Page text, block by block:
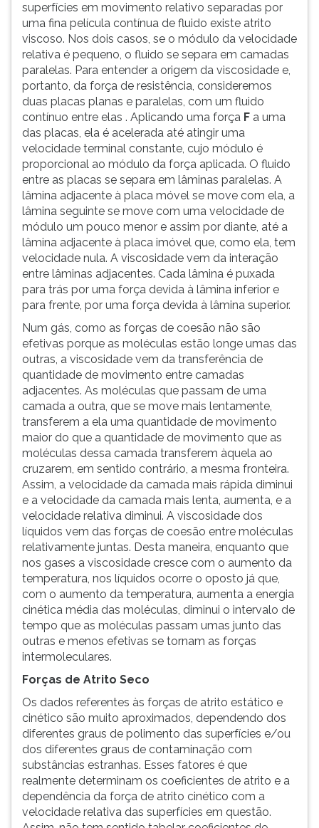
superfícies em movimento relativo separadas por
uma fina película contínua de fluido existe atrito
viscoso. Nos dois casos, se o módulo da velocidade
relativa é pequeno, o fluido se separa em camadas
paralelas. Para entender a origem da viscosidade e,
portanto, da força de resistência, consideremos
duas placas planas e paralelas, com um fluido
contínuo entre elas . Aplicando uma força F a uma
das placas, ela é acelerada até atingir uma
velocidade terminal constante, cujo módulo é
proporcional ao módulo da força aplicada. O fluido
entre as placas se separa em lâminas paralelas. A
lâmina adjacente à placa móvel se move com ela, a
lâmina seguinte se move com uma velocidade de
módulo um pouco menor e assim por diante, até a
lâmina adjacente à placa imóvel que, como ela, tem
velocidade nula. A viscosidade vem da interação
entre lâminas adjacentes. Cada lâmina é puxada
para trás por uma força devida à lâmina inferior e
para frente, por uma força devida à lâmina superior.
Num gás, como as forças de coesão não são
efetivas porque as moléculas estão longe umas das
outras, a viscosidade vem da transferência de
quantidade de movimento entre camadas
adjacentes. As moléculas que passam de uma
camada a outra, que se move mais lentamente,
transferem a ela uma quantidade de movimento
maior do que a quantidade de movimento que as
moléculas dessa camada transferem àquela ao
cruzarem, em sentido contrário, a mesma fronteira.
Assim, a velocidade da camada mais rápida diminui
e a velocidade da camada mais lenta, aumenta, e a
velocidade relativa diminui. A viscosidade dos
líquidos vem das forças de coesão entre moléculas
relativamente juntas. Desta maneira, enquanto que
nos gases a viscosidade cresce com o aumento da
temperatura, nos líquidos ocorre o oposto já que,
com o aumento da temperatura, aumenta a energia
cinética média das moléculas, diminui o intervalo de
tempo que as moléculas passam umas junto das
outras e menos efetivas se tornam as forças
intermoleculares.
Forças de Atrito Seco
Os dados referentes às forças de atrito estático e
cinético são muito aproximados, dependendo dos
diferentes graus de polimento das superfícies e/ou
dos diferentes graus de contaminação com
substâncias estranhas. Esses fatores é que
realmente determinam os coeficientes de atrito e a
dependência da força de atrito cinético com a
velocidade relativa das superfícies em questão.